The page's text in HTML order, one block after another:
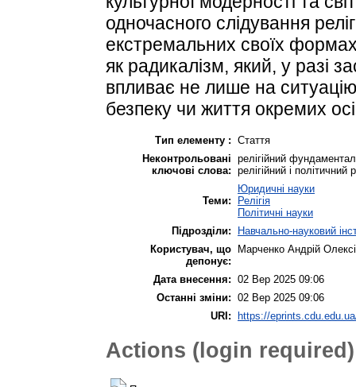
одночасного слідування
екстремальних своїх
як радикалізм, який, у разі
впливає не лише на
безпеку чи життя окремих
Тип елементу : Стаття
Неконтрольовані
ключові слова:
релігійний
релігійний і політичний
Теми:
Юридичні науки
Релігія
Політичні науки
Підрозділи:
Навчально-науковий
Користувач, що
депонує:
Марченко Андрій
Дата внесення: 02 Вер 2025 09:06
Останні зміни: 02 Вер 2025 09:06
URI:
https://
Actions (login required)